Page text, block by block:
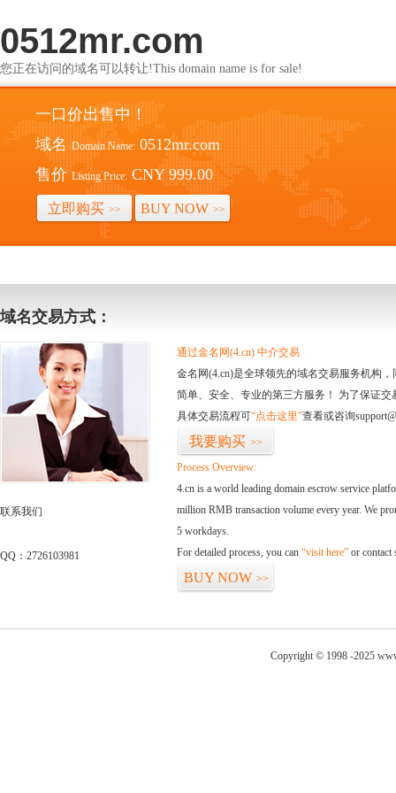
0512mr.com
您正在访问的域名可以转让!This domain name is for sale!
一口价出售中！
域名 Domain Name: 0512mr.com
售价 Listing Price: CNY 999.00
立即购买 >> BUY NOW >>
域名交易方式：
联系我们
QQ：2726103981
通过金名网(4.cn) 中介交易
金名网(4.cn)是全球领先的域名交易服务机构
简单、安全、专业的第三方服务！ 为了保证
具体交易流程可“点击这里”查看或咨询
我要购买 >>
Process Overview:
4.cn is a world leading domain escrow service
million RMB transaction volume every year. We
5 workdays.
For detailed process, you can “visit here” or contact
BUY NOW >>
Copyright © 1998 -2025